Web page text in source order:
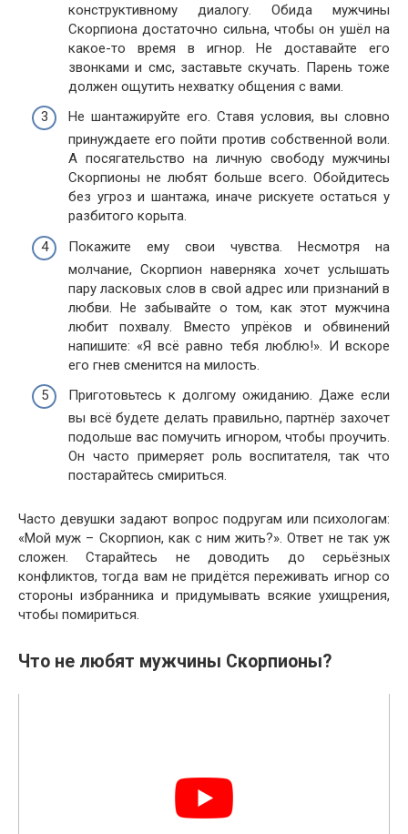
конструктивному диалогу. Обида мужчины
Скорпиона достаточно сильна, чтобы он ушёл на
какое-то время в игнор. Не доставайте его
звонками и смс, заставьте скучать. Парень тоже
должен ощутить нехватку общения с вами.
Не шантажируйте его. Ставя условия, вы словно
принуждаете его пойти против собственной воли.
А посягательство на личную свободу мужчины
Скорпионы не любят больше всего. Обойдитесь
без угроз и шантажа, иначе рискуете остаться у
разбитого корыта.
Покажите ему свои чувства. Несмотря на
молчание, Скорпион наверняка хочет услышать
пару ласковых слов в свой адрес или признаний в
любви. Не забывайте о том, как этот мужчина
любит похвалу. Вместо упрёков и обвинений
напишите: «Я всё равно тебя люблю!». И вскоре
его гнев сменится на милость.
Приготовьтесь к долгому ожиданию. Даже если
вы всё будете делать правильно, партнёр захочет
подольше вас помучить игнором, чтобы проучить.
Он часто примеряет роль воспитателя, так что
постарайтесь смириться.
Часто девушки задают вопрос подругам или психологам:
«Мой муж – Скорпион, как с ним жить?». Ответ не так уж
сложен. Старайтесь не доводить до серьёзных
конфликтов, тогда вам не придётся переживать игнор со
стороны избранника и придумывать всякие ухищрения,
чтобы помириться.
Что не любят мужчины Скорпионы?